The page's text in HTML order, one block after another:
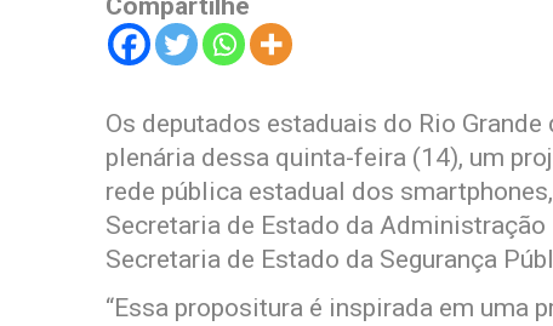
Compartilhe
Os deputados estaduais do Rio
plenária dessa quinta-feira (14), um
rede pública estadual dos
Secretaria de Estado da
Secretaria de Estado da Segurança
“Essa propositura é inspirada em